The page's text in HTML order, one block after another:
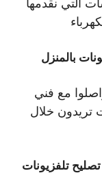
التي نقدمها
بالمنزل
مع فني
تريدون خلال
تلفزيونات